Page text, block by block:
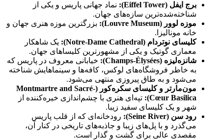
ایفل ( Eiffel Tower
):نماد جهانی پاریس و یکی از
سازه‌های جهان.
لوور ( Louvre Museum
):بزرگترین موزه هنری جهان و
مونالیزا.
نوتردام (Notre-Dame Cathedral
):یک شاهکار
گوتیک و یکی از مشهورترین کلیساهای جهان.
(
Champs-Élysées
):خیابانی معروف در پاریس که
خاطر فروشگاه‌های لوکس، کافه‌ها و سینماهایش شناخته
و به طاق پیروزی منتهی می‌شود.
و کلیسای سکره‌کور (Montmartre and Sacré-
Cœur
): تپه‌ای هنری با چشم‌اندازی خیره‌کننده از
و یک کلیسای سفید زیبا.
سن (Seine River
):رودخانه‌ای که از قلب پاریس
و با پل‌های زیبا و جاذبه‌های تاریخی در کنار آن،
عالی برای گشت و گذار است.